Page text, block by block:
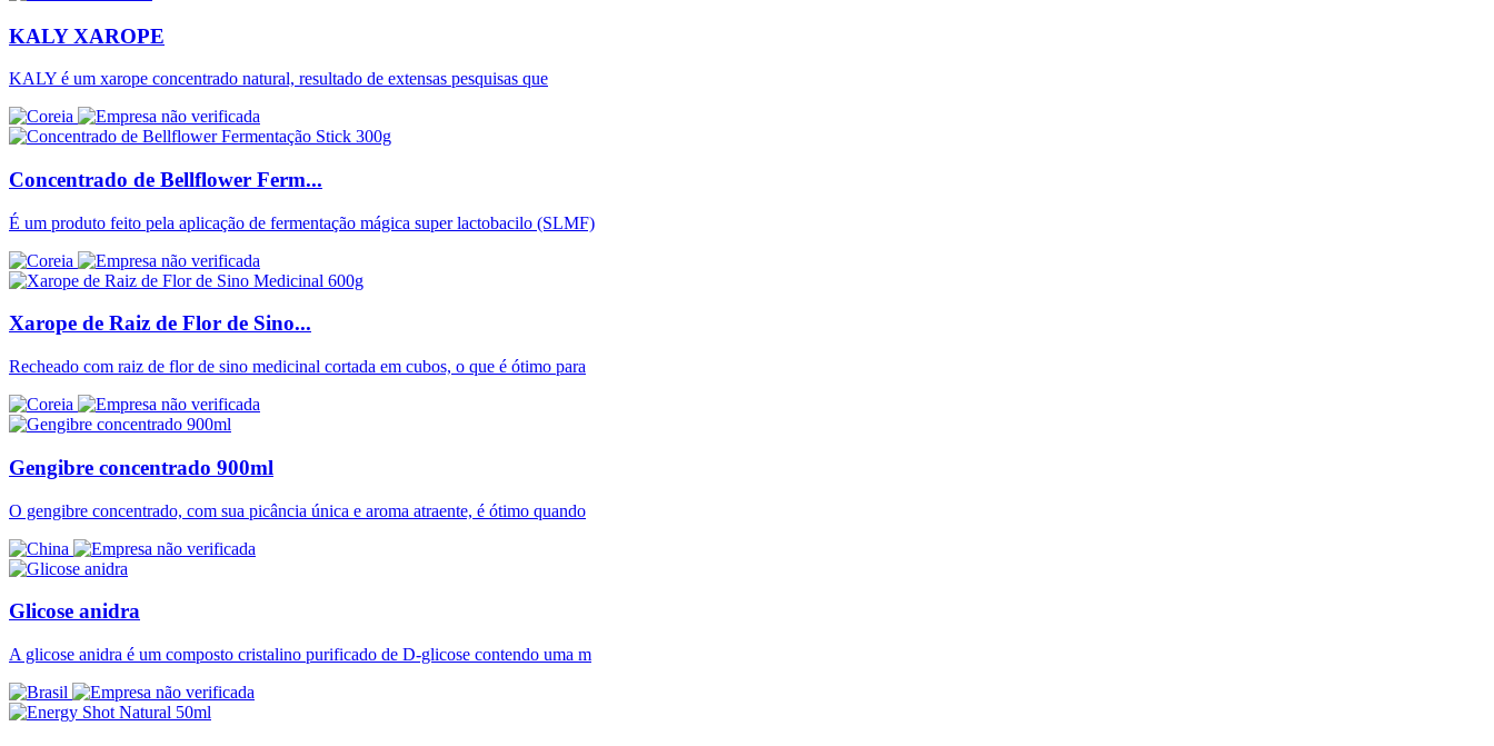
KALY XAROPE
KALY é um xarope concentrado natural, resultado de extensas pesquisas que
Concentrado de Bellflower Ferm...
É um produto feito pela aplicação de fermentação mágica super lactobacilo (SLMF)
Xarope de Raiz de Flor de Sino...
Recheado com raiz de flor de sino medicinal cortada em cubos, o que é ótimo para
Gengibre concentrado 900ml
O gengibre concentrado, com sua picância única e aroma atraente, é ótimo quando
Glicose anidra
A glicose anidra é um composto cristalino purificado de D-glicose contendo uma m